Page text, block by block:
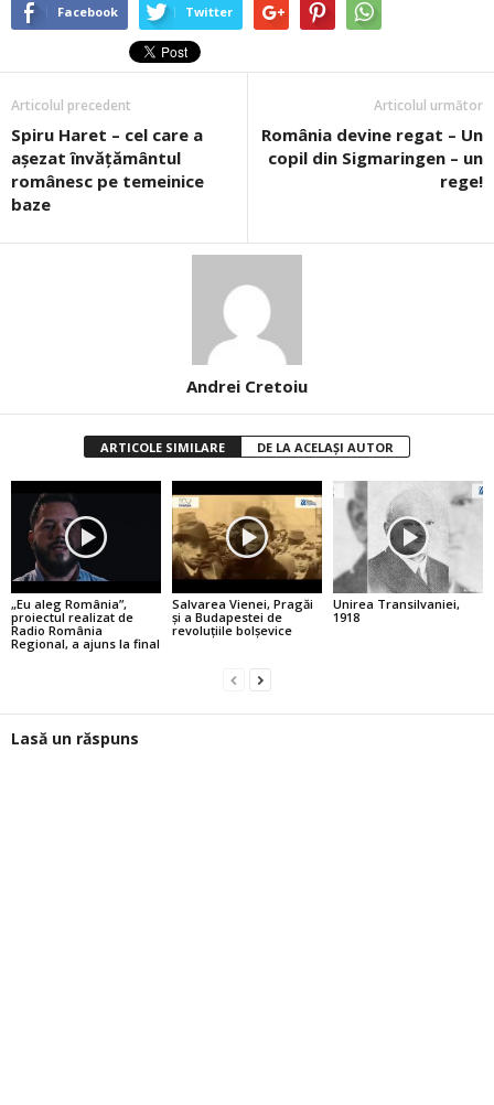
Facebook Twitter
Articolul precedent
Spiru Haret – cel care a
aşezat învăţământul
românesc pe temeinice
baze
Articolul următor
România devine regat – Un
copil din Sigmaringen – un
rege!
Andrei Cretoiu
ARTICOLE SIMILARE DE LA ACELAȘI AUTOR
„Eu aleg România”,
proiectul realizat de
Radio România
Regional, a ajuns la final
Salvarea Vienei, Pragăi
şi a Budapestei de
revoluţiile bolşevice
Unirea Transilvaniei,
1918
Lasă un răspuns